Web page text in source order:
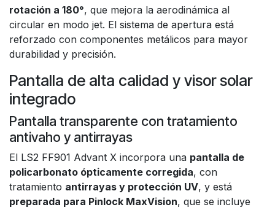
rotación a 180°, que mejora la aerodinámica al
circular en modo jet. El sistema de apertura está
reforzado con componentes metálicos para mayor
durabilidad y precisión.
Pantalla de alta calidad y visor solar
integrado
Pantalla transparente con tratamiento
antivaho y antirrayas
El LS2 FF901 Advant X incorpora una pantalla de
policarbonato ópticamente corregida, con
tratamiento antirrayas y protección UV, y está
preparada para Pinlock MaxVision, que se incluye